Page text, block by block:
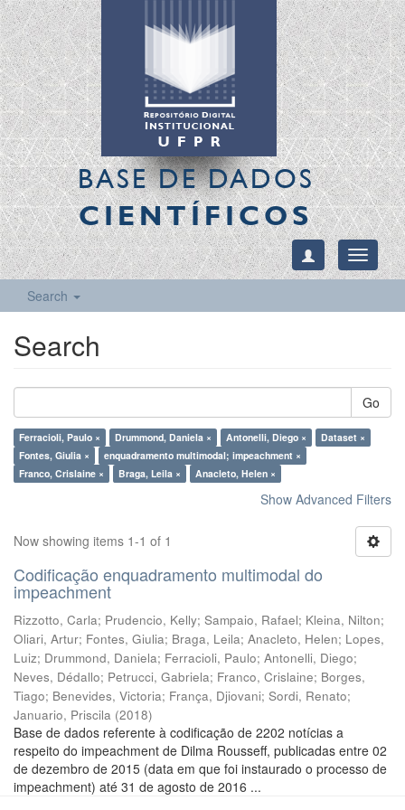
BASE DE DADOS
CIENTÍFICOS
Toggle
Search
Search
Go
Ferracioli, Paulo × Drummond, Daniela × Antonelli, Diego ×
Dataset ×
Fontes, Giulia ×
enquadramento multimodal; impeachment ×
Franco, Crislaine ×
Braga, Leila × Anacleto, Helen ×
Show Advanced Filters
Now showing items 1-1 of 1
Codificação enquadramento multimodal do
impeachment
Rizzotto, Carla; Prudencio, Kelly; Sampaio, Rafael; Kleina, Nilton;
Oliari, Artur; Fontes, Giulia; Braga, Leila; Anacleto, Helen; Lopes,
Luiz; Drummond, Daniela; Ferracioli, Paulo; Antonelli, Diego;
Neves, Dédallo; Petrucci, Gabriela; Franco, Crislaine; Borges,
Tiago; Benevides, Victoria; França, Djiovani; Sordi, Renato;
Januario, Priscila (2018)
Base de dados referente à codificação de 2202 notícias a
respeito do impeachment de Dilma Rousseff, publicadas entre 02
de dezembro de 2015 (data em que foi instaurado o processo de
impeachment) até 31 de agosto de 2016 ...